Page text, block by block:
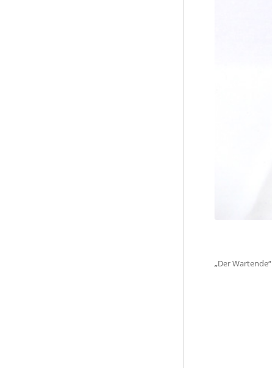
„Der Wartende“